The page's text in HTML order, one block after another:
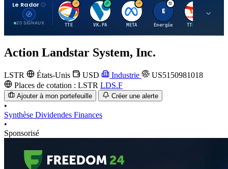
Le Radar
20 SIGNAUX
T
TTE
V
VK.PA
M
META
E
Energie
T
TTE.PA
Action Landstar System, Inc.
LSTR États-Unis USD Industrie
US5150981018
Places de cotation : LSTR LDS.F
Ajouter à mon portefeuille Créer une alerte
•
Synthèse Dividendes Finances
•
Sponsorisé